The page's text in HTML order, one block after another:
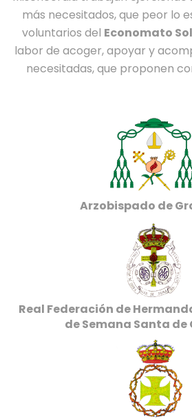
más necesitados, que peor lo
voluntarios del Economato
labor de acoger, apoyar y
necesitadas, que proponen
Arzobispado de
Real Federación de
de Semana Santa